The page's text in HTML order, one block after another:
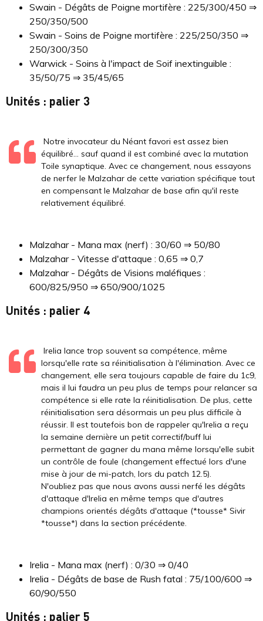
Swain - Dégâts de Poigne mortifère : 225/300/450 ⇒
250/350/500
Swain - Soins de Poigne mortifère : 225/250/350 ⇒
250/300/350
Warwick - Soins à l'impact de Soif inextinguible :
35/50/75 ⇒ 35/45/65
Unités : palier 3
Notre invocateur du Néant favori est assez bien
équilibré... sauf quand il est combiné avec la mutation
Toile synaptique. Avec ce changement, nous essayons
de nerfer le Malzahar de cette variation spécifique tout
en compensant le Malzahar de base afin qu'il reste
relativement équilibré.
Malzahar - Mana max (nerf) : 30/60 ⇒ 50/80
Malzahar - Vitesse d'attaque : 0,65 ⇒ 0,7
Malzahar - Dégâts de Visions maléfiques :
600/825/950 ⇒ 650/900/1025
Unités : palier 4
Irelia lance trop souvent sa compétence, même
lorsqu'elle rate sa réinitialisation à l'élimination. Avec ce
changement, elle sera toujours capable de faire du 1c9,
mais il lui faudra un peu plus de temps pour relancer sa
compétence si elle rate la réinitialisation. De plus, cette
réinitialisation sera désormais un peu plus difficile à
réussir. Il est toutefois bon de rappeler qu'Irelia a reçu
la semaine dernière un petit correctif/buff lui
permettant de gagner du mana même lorsqu'elle subit
un contrôle de foule (changement effectué lors d'une
mise à jour de mi-patch, lors du patch 12.5).
N'oubliez pas que nous avons aussi nerfé les dégâts
d'attaque d'Irelia en même temps que d'autres
champions orientés dégâts d'attaque (*tousse* Sivir
*tousse*) dans la section précédente.
Irelia - Mana max (nerf) : 0/30 ⇒ 0/40
Irelia - Dégâts de base de Rush fatal : 75/100/600 ⇒
60/90/550
Unités : palier 5